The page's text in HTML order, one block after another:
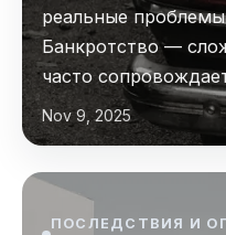
реальные
Банкротство —
часто
Nov 9, 2025
ПОСЛЕДСТВИЯ И